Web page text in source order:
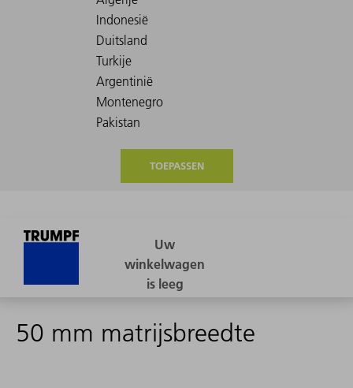
TOEPASSEN
50 mm matrijsbreedte